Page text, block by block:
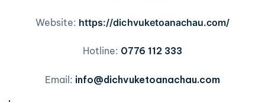
Website: https://dichvuketoanachau.com/
Hotline: 0776 112 333
Email: info@dichvuketoanachau.com